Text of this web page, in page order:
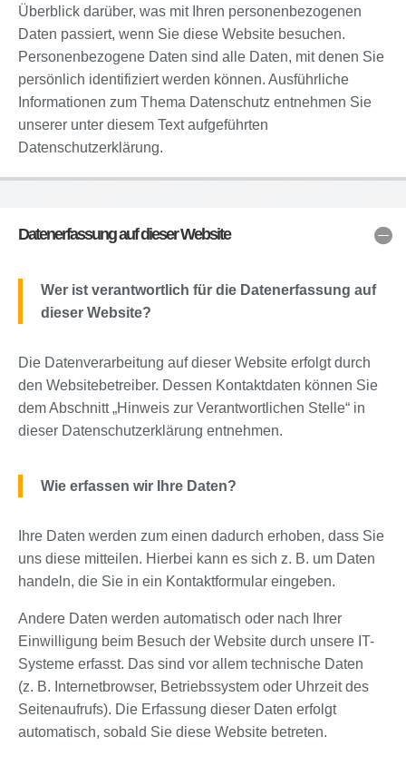
Überblick darüber, was mit Ihren personenbezogenen
Daten passiert, wenn Sie diese Website besuchen.
Personenbezogene Daten sind alle Daten, mit denen Sie
persönlich identifiziert werden können. Ausführliche
Informationen zum Thema Datenschutz entnehmen Sie
unserer unter diesem Text aufgeführten
Datenschutzerklärung.
Datenerfassung auf dieser Website
Wer ist verantwortlich für die Datenerfassung auf
dieser Website?
Die Datenverarbeitung auf dieser Website erfolgt durch
den Websitebetreiber. Dessen Kontaktdaten können Sie
dem Abschnitt „Hinweis zur Verantwortlichen Stelle“ in
dieser Datenschutzerklärung entnehmen.
Wie erfassen wir Ihre Daten?
Ihre Daten werden zum einen dadurch erhoben, dass Sie
uns diese mitteilen. Hierbei kann es sich z. B. um Daten
handeln, die Sie in ein Kontaktformular eingeben.
Andere Daten werden automatisch oder nach Ihrer
Einwilligung beim Besuch der Website durch unsere IT-
Systeme erfasst. Das sind vor allem technische Daten
(z. B. Internetbrowser, Betriebssystem oder Uhrzeit des
Seitenaufrufs). Die Erfassung dieser Daten erfolgt
automatisch, sobald Sie diese Website betreten.